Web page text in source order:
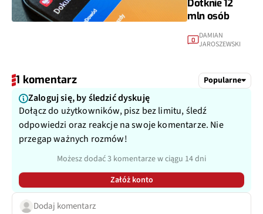
Dotknie 12
mln osób
0
DAMIAN
JAROSZEWSKI
1 komentarz Popularne
Zaloguj się, by śledzić dyskuję
Dołącz do użytkowników, pisz bez limitu, śledź
odpowiedzi oraz reakcje na swoje komentarze. Nie
przegap ważnych rozmów!
Możesz dodać 3 komentarze w ciągu 14 dni
Załóż konto
Dodaj komentarz